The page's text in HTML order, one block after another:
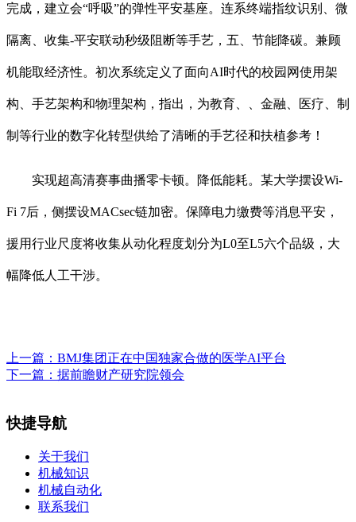
完成，建立会“呼吸”的弹性平安基座。连系终端指纹识别、微
隔离、收集-平安联动秒级阻断等手艺，五、节能降碳。兼顾
机能取经济性。初次系统定义了面向AI时代的校园网使用架
构、手艺架构和物理架构，指出，为教育、、金融、医疗、制
制等行业的数字化转型供给了清晰的手艺径和扶植参考！
实现超高清赛事曲播零卡顿。降低能耗。某大学摆设Wi-
Fi 7后，侧摆设MACsec链加密。保障电力缴费等消息平安，
援用行业尺度将收集从动化程度划分为L0至L5六个品级，大
幅降低人工干涉。
上一篇： BMJ集团正在中国独家合做的医学AI平台
下一篇： 据前瞻财产研究院领会
快捷导航
关于我们
机械知识
机械自动化
联系我们